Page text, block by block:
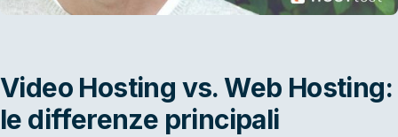
Video Hosting vs. Web Hosting:
le differenze principali